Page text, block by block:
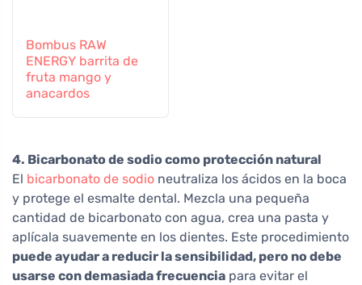
Bombus RAW
ENERGY barrita de
fruta mango y
anacardos
4. Bicarbonato de sodio como protección natural
El bicarbonato de sodio neutraliza los ácidos en la boca
y protege el esmalte dental. Mezcla una pequeña
cantidad de bicarbonato con agua, crea una pasta y
aplícala suavemente en los dientes. Este procedimiento
puede ayudar a reducir la sensibilidad, pero no debe
usarse con demasiada frecuencia para evitar el